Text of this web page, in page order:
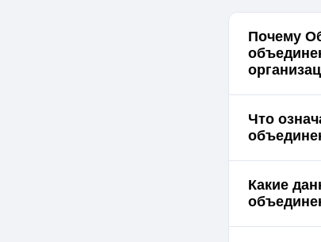
Почему
Что
Какие